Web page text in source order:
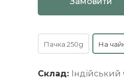
Пачка 250g На
Склад: